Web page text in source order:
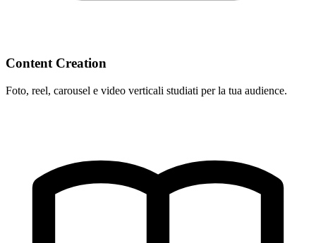
Content Creation
Foto, reel, carousel e video verticali studiati per la tua audience.